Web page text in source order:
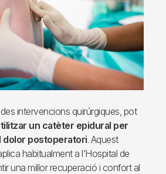
intervencions quirúrgiques, pot
un catèter epidural per
dolor postoperatori. Aquest
habitualment a l’Hospital de
una millor recuperació i confort al